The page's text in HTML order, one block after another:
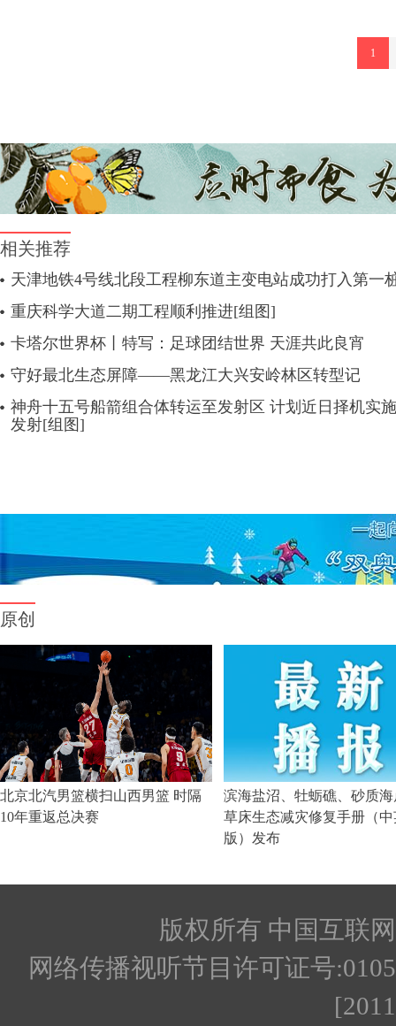
1
相关推荐
天津地铁4号线北段工程柳东道主变电站成功打入第一
重庆科学大道二期工程顺利推进[组图]
卡塔尔世界杯丨特写：足球团结世界 天涯共此良宵
守好最北生态屏障——黑龙江大兴安岭林区转型记
神舟十五号船箭组合体转运至发射区 计划近日择机实施
发射[组图]
版权所有 中国互联
网络传播视听节目许可证号